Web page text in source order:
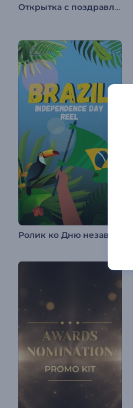
Открытка с поздравлениями с праздником